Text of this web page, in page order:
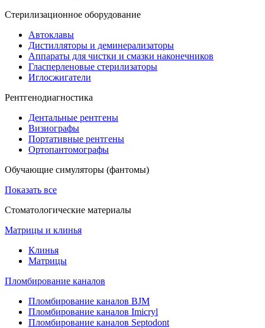
Стерилизационное оборудование
Автоклавы
Дистилляторы и деминерализаторы
Аппараты для чистки и смазки наконечников
Гласперленовые стерилизаторы
Иглосжигатели
Рентгенодиагностика
Дентальные рентгены
Визиографы
Портативные рентгены
Ортопантомографы
Обучающие симуляторы (фантомы)
Показать все
Стоматологические материалы
Матрицы и клинья
Клинья
Матрицы
Пломбирование каналов
Пломбирование каналов BJM
Пломбирование каналов Imicryl
Пломбирование каналов Septodont